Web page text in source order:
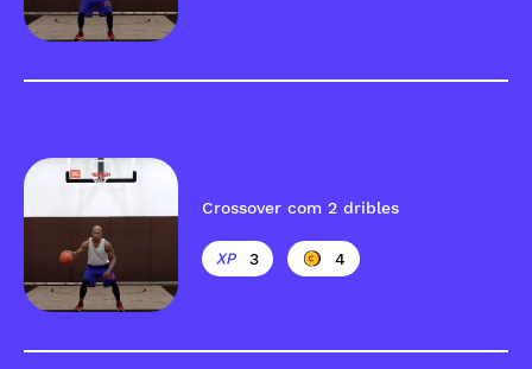
Crossover com 2 dribles
3 4